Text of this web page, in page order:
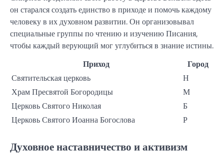
он старался создать единство в приходе и помочь каждому
человеку в их духовном развитии. Он организовывал
специальные группы по чтению и изучению Писания,
чтобы каждый верующий мог углубиться в знание истины.
Приход
Город
Святительская церковь
Н
Храм Пресвятой Богородицы
М
Церковь Святого Николая
Б
Церковь Святого Иоанна Богослова
Р
Духовное наставничество и активизм